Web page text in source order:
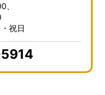
、
祝日